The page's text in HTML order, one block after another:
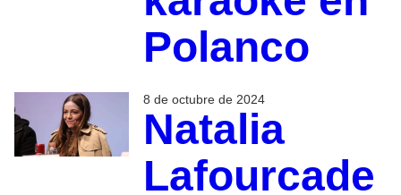
Polanco
8 de octubre de 2024
Natalia
Lafourcade